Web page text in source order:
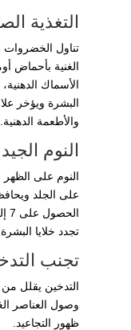
التغذية
تناول الخضروات
الأسماك
البشرة ويؤخر
والأطعمة الدهنية.
النوم
النوم على
على الجلد
تجدد خلايا
تجنب
التدخين يقلل من
وصول العناصر
ظهور التجاعيد.